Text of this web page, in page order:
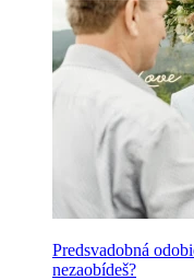
Predsvadobná
nezaobídeš?